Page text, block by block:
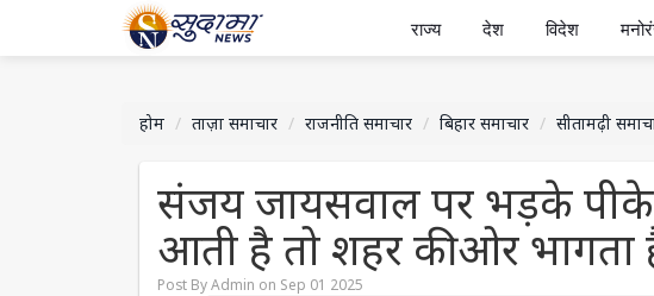
राज्य देश विदेश
होम ताज़ा समाचार राजनीति समाचार बिहार समाचार सीतामढ़ी
संजय जायसवाल पर भड़के
आती है तो शहर की ओर भागता
Post By Admin on Sep 01 2025